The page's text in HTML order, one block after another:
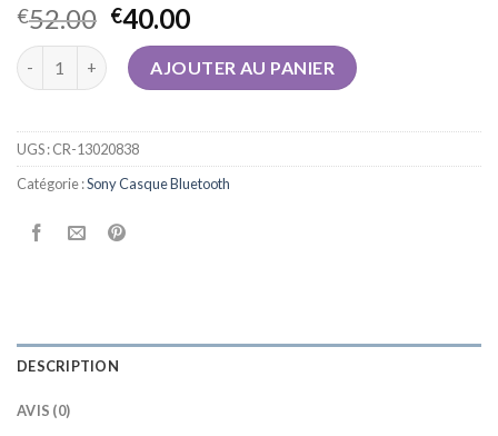
€52.00 €40.00
quantité de sony casque bluetooth
AJOUTER AU PANIER
UGS :CR-13020838
Catégorie :Sony Casque Bluetooth
DESCRIPTION
AVIS (0)